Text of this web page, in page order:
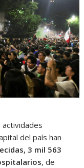
actividades
del país han
3 mil 563
, de